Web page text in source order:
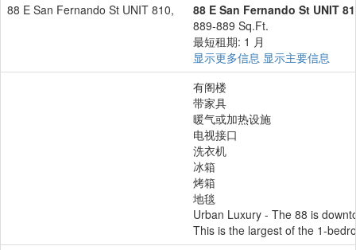
88 E San Fernando St UNIT 810,
88 E San Fernando St UNIT
889-889 Sq.Ft.
最短租期: 1 月
显示更多信息 显示主要信息
有阁楼
带家具
暖气或加热设施
电视接口
洗衣机
冰箱
烤箱
地毯
Urban Luxury - The 88 is
This is the largest of the 1-